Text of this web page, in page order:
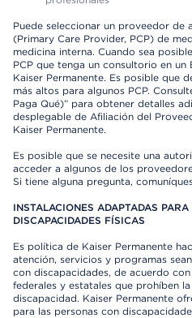
Puede seleccionar un proveedor de
(Primary Care Provider, PCP) de
medicina interna. Cuando sea
PCP que tenga un consultorio en
Kaiser Permanente. Es posible que
más altos para algunos PCP.
Paga Qué)” para obtener detalles
desplegable de Afiliación del
Kaiser Permanente.
Es posible que se necesite una
acceder a algunos de los
Si tiene alguna pregunta,
INSTALACIONES ADAPTADAS
DISCAPACIDADES FÍSICAS
Es política de Kaiser Permanente
atención, servicios y programas
con discapacidades, de acuerdo
federales y estatales que prohíben
discapacidad. Kaiser Permanente
para las personas con